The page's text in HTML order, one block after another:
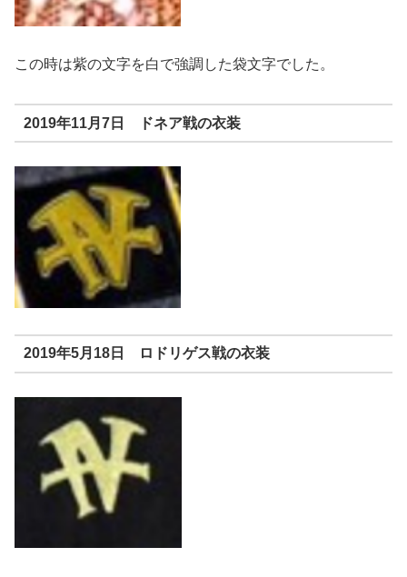
この時は紫の文字を白で強調した袋文字でした。
2019年11月7日 ドネア戦の衣装
2019年5月18日 ロドリゲス戦の衣装